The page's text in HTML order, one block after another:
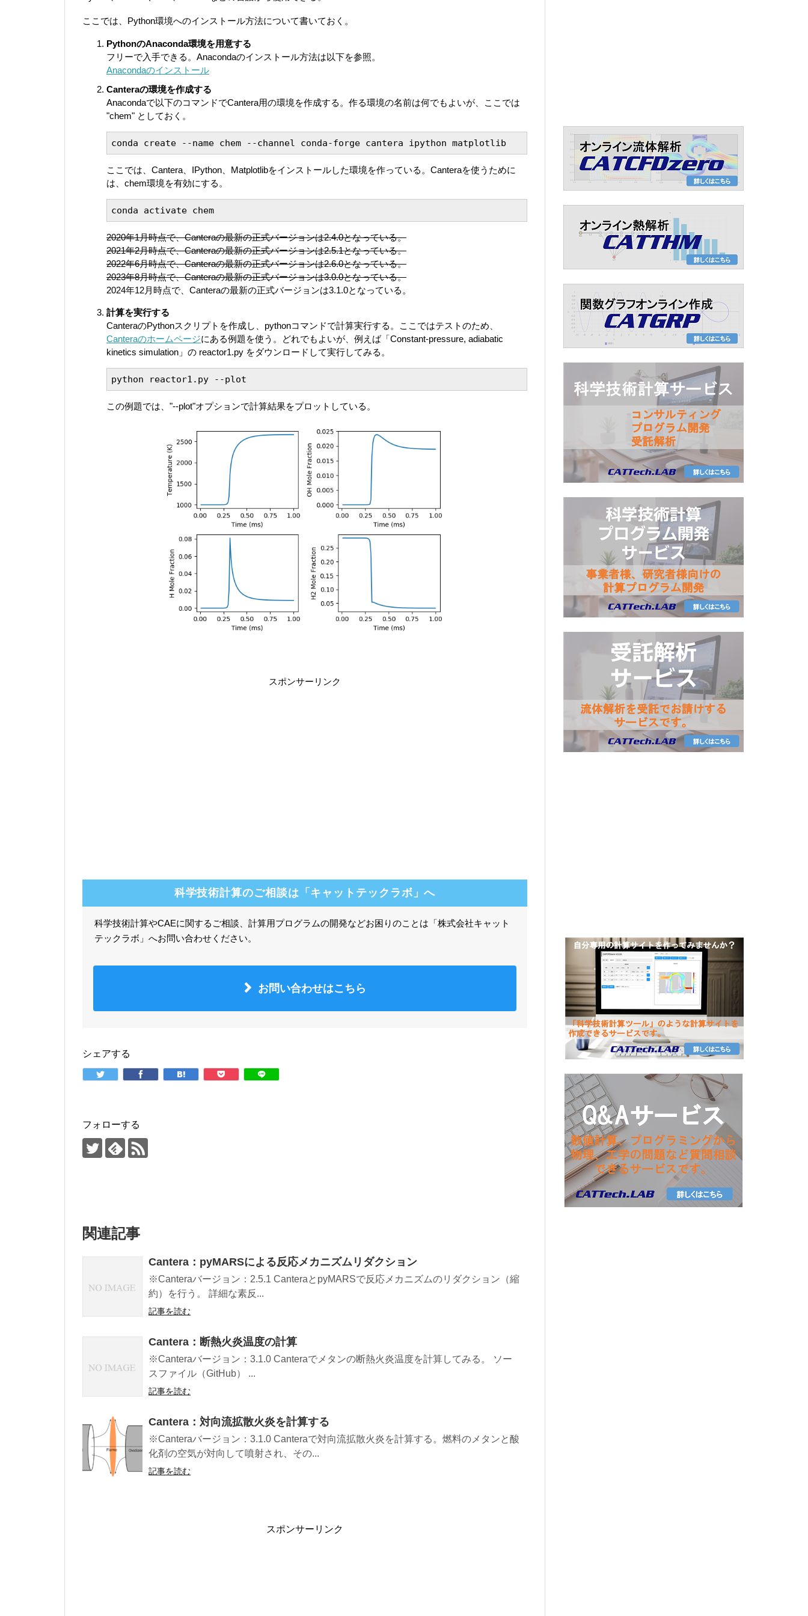
ここでは、Python環境へのインストール方法について書いておく。
PythonのAnaconda環境を用意する
フリーで入手できる。Anacondaのインストール方法は以下を参照。
Anacondaのインストール
Canteraの環境を作成する
Anacondaで以下のコマンドでCantera用の環境を作成する。作る環境の名前は何でもよいが、ここでは
"chem" としておく。
conda create --name chem --channel conda-forge cantera ipython matplotlib
ここでは、Cantera、IPython、Matplotlibをインストールした環境を作っている。Canteraを使うために
は、chem環境を有効にする。
conda activate chem
2020年1月時点で、Canteraの最新の正式バージョンは2.4.0となっている。
2021年2月時点で、Canteraの最新の正式バージョンは2.5.1となっている。
2022年6月時点で、Canteraの最新の正式バージョンは2.6.0となっている。
2023年8月時点で、Canteraの最新の正式バージョンは3.0.0となっている。
2024年12月時点で、Canteraの最新の正式バージョンは3.1.0となっている。
計算を実行する
CanteraのPythonスクリプトを作成し、pythonコマンドで計算実行する。ここではテストのため、
Canteraのホームページにある例題を使う。どれでもよいが、例えば「Constant-pressure, adiabatic
kinetics simulation」の reactor1.py をダウンロードして実行してみる。
python reactor1.py --plot
この例題では、"--plot"オプションで計算結果をプロットしている。
スポンサーリンク
科学技術計算のご相談は「キャットテックラボ」へ
科学技術計算やCAEに関するご相談、計算用プログラムの開発などお困りのことは「株式会社キャット
テックラボ」へお問い合わせください。
お問い合わせはこちら
シェアする
フォローする
関連記事
Cantera：pyMARSによる反応メカニズムリダクション
※Canteraバージョン：2.5.1 CanteraとpyMARSで反応メカニズムのリダクション（縮
約）を行う。 詳細な素反...
記事を読む
Cantera：断熱火炎温度の計算
※Canteraバージョン：3.1.0 Canteraでメタンの断熱火炎温度を計算してみる。 ソー
スファイル（GitHub） ...
記事を読む
Cantera：対向流拡散火炎を計算する
※Canteraバージョン：3.1.0 Canteraで対向流拡散火炎を計算する。燃料のメタンと酸
化剤の空気が対向して噴射され、その...
記事を読む
スポンサーリンク